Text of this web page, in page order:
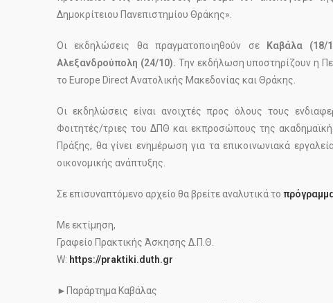
Δημοκρίτειου Πανεπιστημίου Θράκης».
Οι εκδηλώσεις θα πραγματοποιηθούν σε
Καβάλα (18/
Αλεξανδρούπολη (24/10). Την εκδήλωση υποστηρίζουν η
το Europe Direct Ανατολικής Μακεδονίας και Θράκης.
Οι εκδηλώσεις είναι ανοιχτές προς όλους τους
Φοιτητές/τριες του ΔΠΘ και εκπροσώπους της
Πράξης, θα γίνει ενημέρωση για τα επικοινωνιακά
οικονομικής ανάπτυξης.
Σε επισυναπτόμενο αρχείο θα βρείτε αναλυτικά το
Με εκτίμηση,
Γραφείο Πρακτικής Άσκησης Δ.Π.Θ.
W: https://praktiki.duth.gr
►Παράρτημα Καβάλας